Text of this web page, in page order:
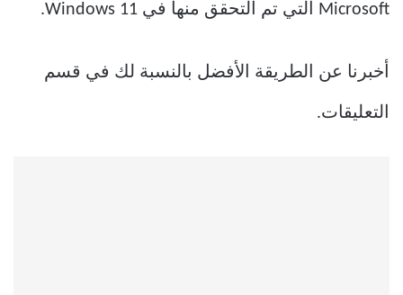
Microsoft التي تم التحقق منها في Windows 11.
أخبرنا عن الطريقة الأفضل بالنسبة لك في قسم
التعليقات.